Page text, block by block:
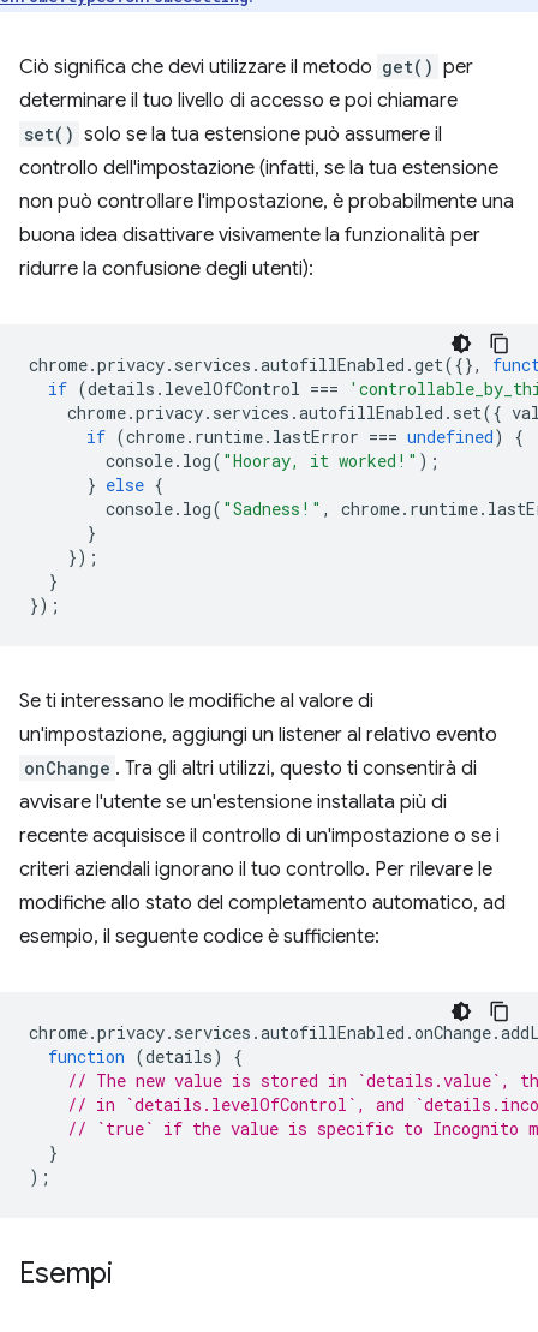
Ciò significa che devi utilizzare il metodo get() per
determinare il tuo livello di accesso e poi chiamare
set() solo se la tua estensione può assumere il
controllo dell'impostazione (infatti, se la tua estensione
non può controllare l'impostazione, è probabilmente una
buona idea disattivare visivamente la funzionalità per
ridurre la confusione degli utenti):
chrome.privacy. services .autofillEnabled .get({},
if (details . levelOfControl ===
chrome.privacy. services .autofillEnabled . set({
if (chrome. runtime. lastError === undefined)
{
console. log( "Hooray, it worked!" );
} else {
console. log( "Sadness!" , chrome. runtime.
}
});
}
});
Se ti interessano le modifiche al valore di
un'impostazione, aggiungi un listener al relativo evento
onChange . Tra gli altri utilizzi, questo ti consentirà di
avvisare l'utente se un'estensione installata più di
recente acquisisce il controllo di un'impostazione o se i
criteri aziendali ignorano il tuo controllo. Per rilevare le
modifiche allo stato del completamento automatico, ad
esempio, il seguente codice è sufficiente:
chrome.privacy. services .autofillEnabled .onChange.
function (details)
{
// The new value is stored in `details.value`,
// in `details.levelOfControl`, and
// `true` if the value is specific to Incognito
}
);
Esempi